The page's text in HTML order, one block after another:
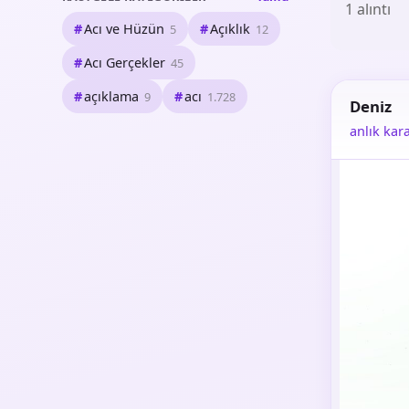
Acı ve Hüzün 5 Açıklık 12
Acı Gerçekler 45
açıklama 9 acı 1.728
1 alıntı
Deniz
anlık